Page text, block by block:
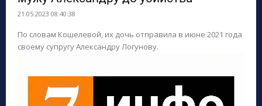
21.05.2023 08:40:38
По словам Кошелевой, их дочь отправила в июне 2021 года
своему супругу Александру Логунову.